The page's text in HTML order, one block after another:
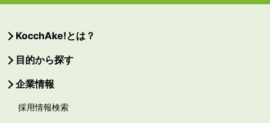
KocchAke!とは？
目的から探す
企業情報
採用情報検索